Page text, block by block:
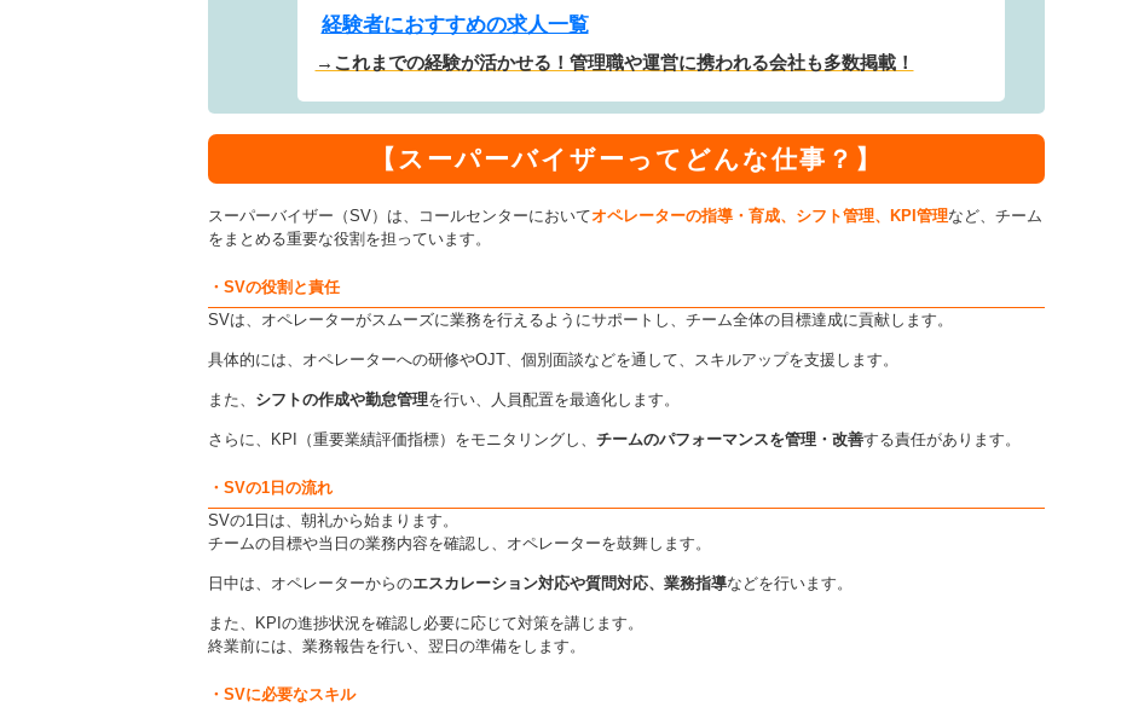
経験者におすすめの求人一覧
→これまでの経験が活かせる！管理職や運営に携われる会社も多数掲載！
【スーパーバイザーってどんな仕事？】
スーパーバイザー（SV）は、コールセンターにおいてオペレーターの指導・育成、シフト管理、KPI管理など、チーム
をまとめる重要な役割を担っています。
・SVの役割と責任
SVは、オペレーターがスムーズに業務を行えるようにサポートし、チーム全体の目標達成に貢献します。
具体的には、オペレーターへの研修やOJT、個別面談などを通して、スキルアップを支援します。
また、 シフトの作成や勤怠管理を行い、人員配置を最適化します。
さらに、KPI（重要業績評価指標）をモニタリングし、 チームのパフォーマンスを管理・改善する責任があります。
・SVの1日の流れ
SVの1日は、朝礼から始まります。
チームの目標や当日の業務内容を確認し、オペレーターを鼓舞します。
日中は、オペレーターからのエスカレーション対応や質問対応、業務指導などを行います。
また、KPIの進捗状況を確認し必要に応じて対策を講じます。
終業前には、業務報告を行い、翌日の準備をします。
・SVに必要なスキル